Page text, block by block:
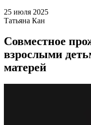
25 июля 2025
Татьяна Кан
Совместное
взрослыми
матерей